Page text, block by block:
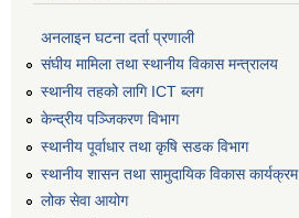
अनलाइन घटना दर्ता प्रणाली
संघीय मामिला तथा स्थानीय विकास मन्त्रालय
स्थानीय तहको लागि ICT ब्लग
केन्द्रीय पञ्जिकरण विभाग
स्थानीय पूर्वाधार तथा कृषि सडक विभाग
स्थानीय शासन तथा सामुदायिक विकास कार्यक्रम
लोक सेवा आयोग